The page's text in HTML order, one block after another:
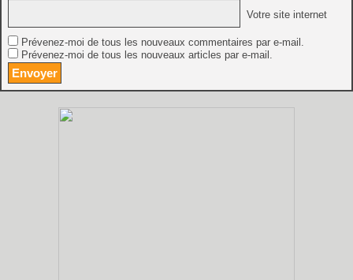
Votre site internet
Prévenez-moi de tous les nouveaux commentaires par e-mail.
Prévenez-moi de tous les nouveaux articles par e-mail.